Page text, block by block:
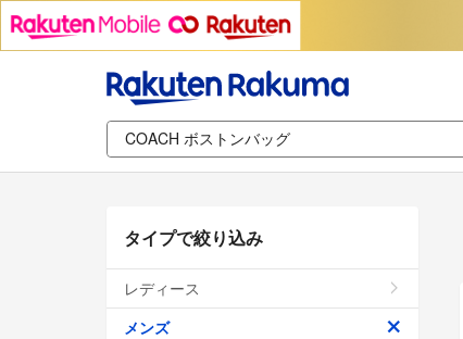
タイプで絞り込み
レディース
メンズ